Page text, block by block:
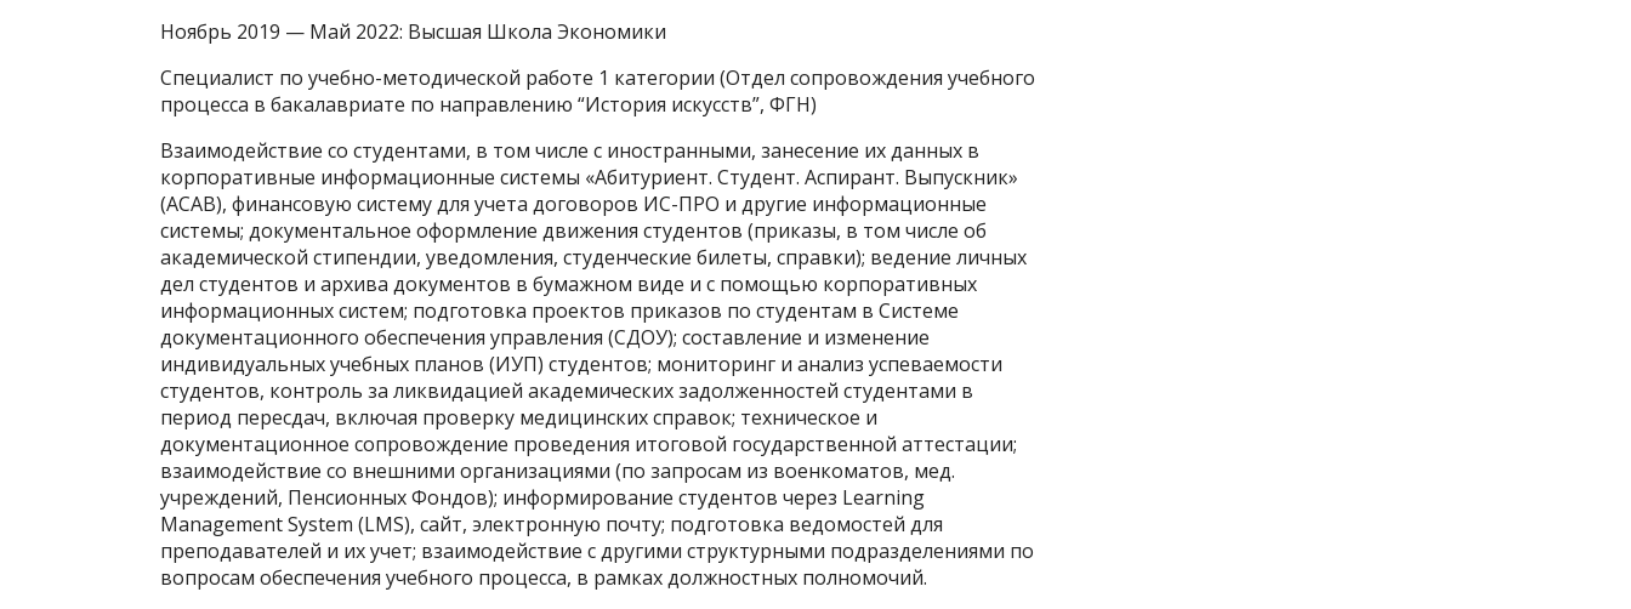
Ноябрь 2019 — Май 2022: Высшая Школа Экономики
Специалист по учебно-методической работе 1 категории (Отдел сопровождения учебного
процесса в бакалавриате по направлению “История искусств”, ФГН)
Взаимодействие со студентами, в том числе с иностранными, занесение их данных в
корпоративные информационные системы «Абитуриент. Студент. Аспирант. Выпускник»
(АСАВ), финансовую систему для учета договоров ИС-ПРО и другие информационные
системы; документальное оформление движения студентов (приказы, в том числе об
академической стипендии, уведомления, студенческие билеты, справки); ведение личных
дел студентов и архива документов в бумажном виде и с помощью корпоративных
информационных систем; подготовка проектов приказов по студентам в Системе
документационного обеспечения управления (СДОУ); составление и изменение
индивидуальных учебных планов (ИУП) студентов; мониторинг и анализ успеваемости
студентов, контроль за ликвидацией академических задолженностей студентами в
период пересдач, включая проверку медицинских справок; техническое и
документационное сопровождение проведения итоговой государственной аттестации;
взаимодействие со внешними организациями (по запросам из военкоматов, мед.
учреждений, Пенсионных Фондов); информирование студентов через Learning
Management System (LMS), сайт, электронную почту; подготовка ведомостей для
преподавателей и их учет; взаимодействие с другими структурными подразделениями по
вопросам обеспечения учебного процесса, в рамках должностных полномочий.